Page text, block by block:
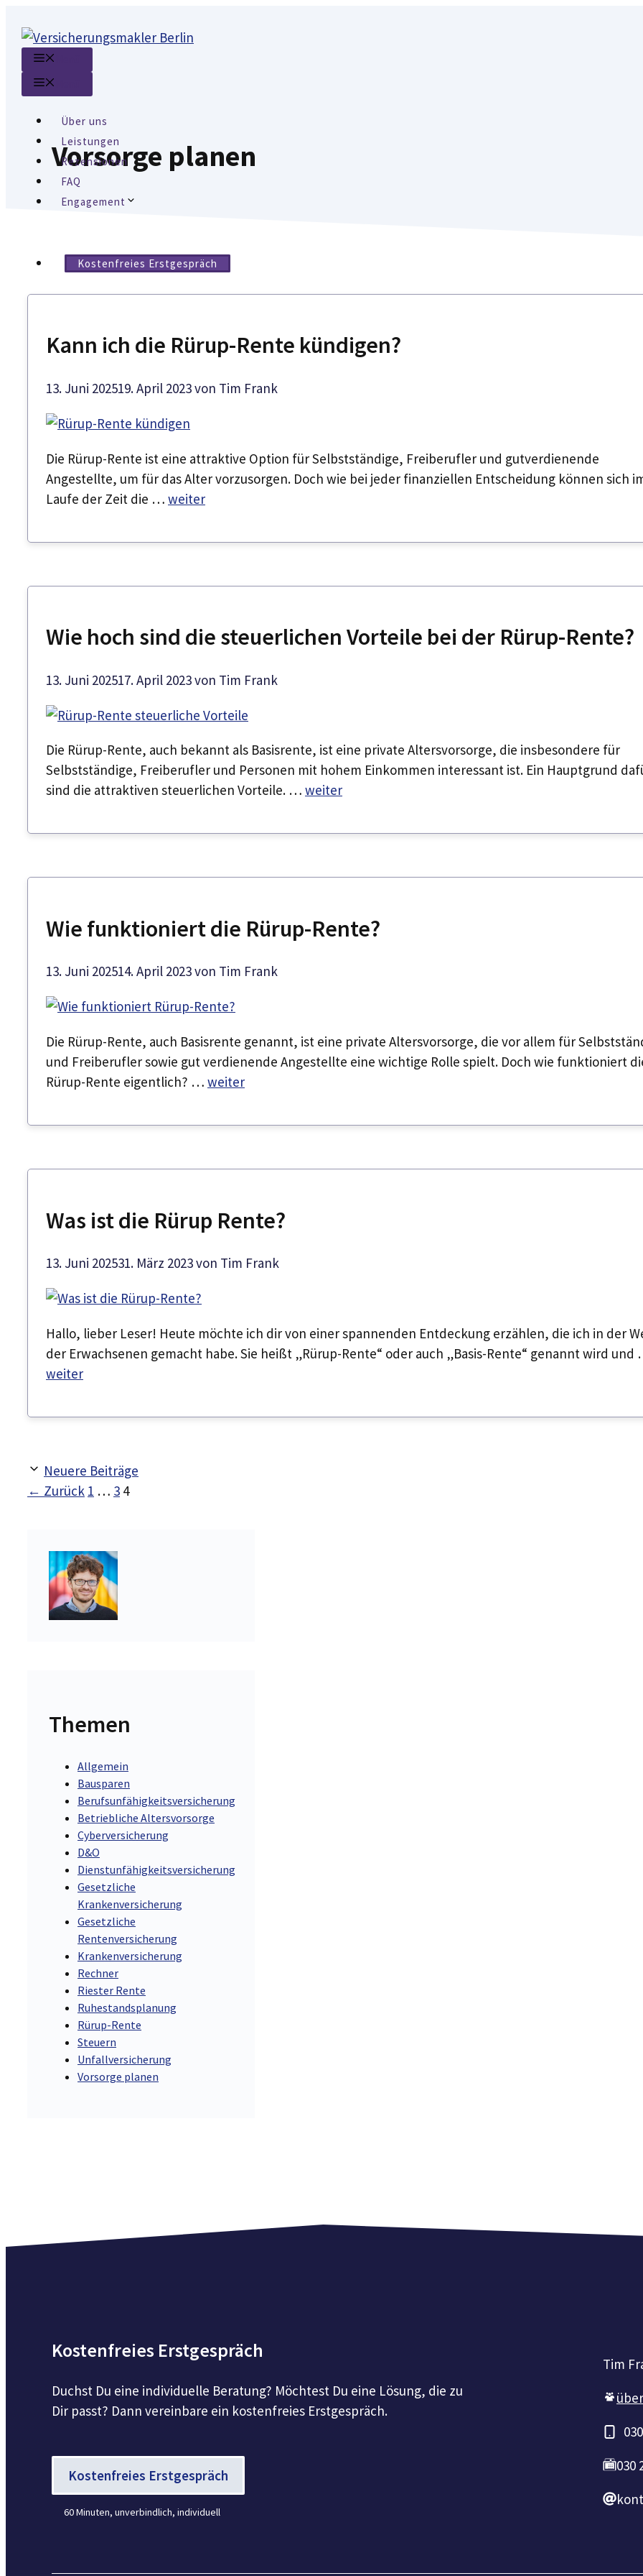
Inhalt
springen
Über uns
Leistungen
Rezensionen
FAQ
Engagement
Kostenfreies Erstgespräch
Vorsorge planen
Kann ich die Rürup-Rente kündigen?
13. Juni 202519. April 2023von Tim Frank
Die Rürup-Rente ist eine attraktive Option für Selbstständige, Freiberufler und gutverdienende
Angestellte, um für das Alter vorzusorgen. Doch wie bei jeder finanziellen Entscheidung können sich
Laufe der Zeit die … weiter
Wie hoch sind die steuerlichen Vorteile bei der Rürup-Rente?
13. Juni 202517. April 2023von Tim Frank
Die Rürup-Rente, auch bekannt als Basisrente, ist eine private Altersvorsorge, die insbesondere für
Selbstständige, Freiberufler und Personen mit hohem Einkommen interessant ist. Ein Hauptgrund
sind die attraktiven steuerlichen Vorteile. … weiter
Wie funktioniert die Rürup-Rente?
13. Juni 202514. April 2023von Tim Frank
Die Rürup-Rente, auch Basisrente genannt, ist eine private Altersvorsorge, die vor allem für
und Freiberufler sowie gut verdienende Angestellte eine wichtige Rolle spielt. Doch wie funktioniert
Rürup-Rente eigentlich? … weiter
Was ist die Rürup Rente?
13. Juni 202531. März 2023von Tim Frank
Hallo, lieber Leser! Heute möchte ich dir von einer spannenden Entdeckung erzählen, die ich in der
der Erwachsenen gemacht habe. Sie heißt „Rürup-Rente“ oder auch „Basis-Rente“ genannt wird
weiter
Neuere Beiträge
← Zurück Seite
1 … Seite
3 Seite
4
Themen
Allgemein
Bausparen
Berufsunfähigkeitsversicherung
Betriebliche Altersvorsorge
Cyberversicherung
D&O
Dienstunfähigkeitsversicherung
Gesetzliche
Krankenversicherung
Gesetzliche
Rentenversicherung
Krankenversicherung
Rechner
Riester Rente
Ruhestandsplanung
Rürup-Rente
Steuern
Unfallversicherung
Vorsorge planen
Kostenfreies Erstgespräch
Duchst Du eine individuelle Beratung? Möchtest Du eine Lösung, die zu
Dir passt? Dann vereinbare ein kostenfreies Erstgespräch.
Kostenfreies Erstgespräch
60 Minuten, unverbindlich, individuell
Tim
030